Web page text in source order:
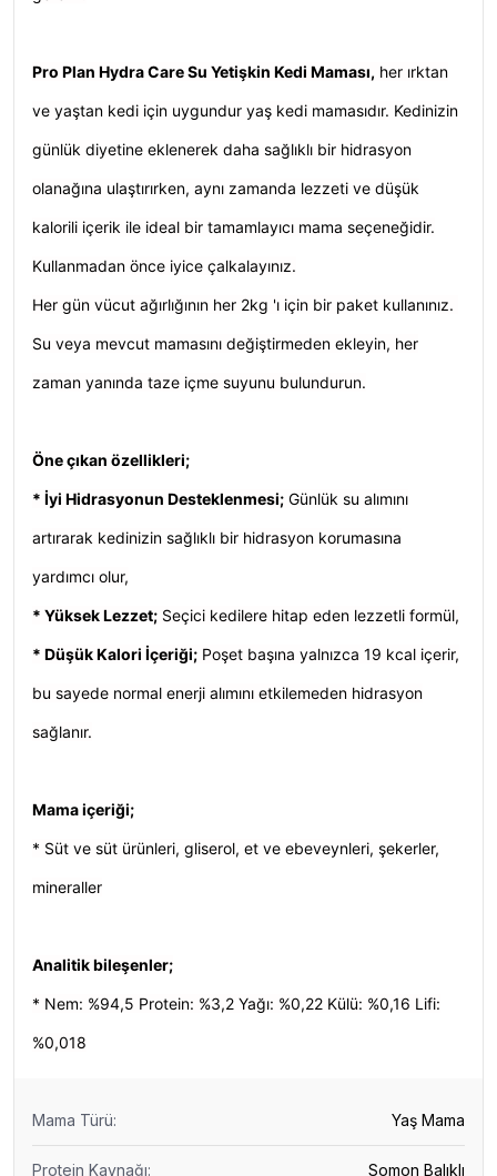
Pro Plan Hydra Care Su Yetişkin Kedi Maması, her ırktan
ve yaştan kedi için uygundur yaş kedi mamasıdır. Kedinizin
günlük diyetine eklenerek daha sağlıklı bir hidrasyon
olanağına ulaştırırken, aynı zamanda lezzeti ve düşük
kalorili içerik ile ideal bir tamamlayıcı mama seçeneğidir.
Kullanmadan önce iyice çalkalayınız.
Her gün vücut ağırlığının her 2kg 'ı için bir paket kullanınız.
Su veya mevcut mamasını değiştirmeden ekleyin, her
zaman yanında taze içme suyunu bulundurun.
Öne çıkan özellikleri;
* İyi Hidrasyonun Desteklenmesi; Günlük su alımını
artırarak kedinizin sağlıklı bir hidrasyon korumasına
yardımcı olur,
* Yüksek Lezzet; Seçici kedilere hitap eden lezzetli formül,
* Düşük Kalori İçeriği; Poşet başına yalnızca 19 kcal içerir,
bu sayede normal enerji alımını etkilemeden hidrasyon
sağlanır.
Mama içeriği;
* Süt ve süt ürünleri, gliserol, et ve ebeveynleri, şekerler,
mineraller
Analitik bileşenler;
* Nem: %94,5 Protein: %3,2 Yağı: %0,22 Külü: %0,16 Lifi:
%0,018
Mama Türü: Yaş Mama
Protein Kaynağı: Somon Balıklı